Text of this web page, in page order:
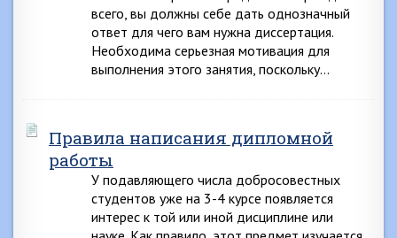
всего, вы должны себе дать однозначный
ответ для чего вам нужна диссертация.
Необходима серьезная мотивация для
выполнения этого занятия, поскольку…
Правила написания дипломной
работы
У подавляющего числа добросовестных
студентов уже на 3-4 курсе появляется
интерес к той или иной дисциплине или